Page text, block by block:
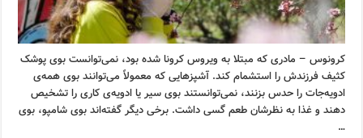
کرونوس – مادری که مبتلا به ویروس کرونا شده بود، نمی‌توانست بوی پوشک
کثیف فرزندش را استشمام کند. آشپزهایی که معمولاً می‌توانند بوی همه‌ی
ادویه‌جات را حدس بزنند، نمی‌توانستند بوی سیر یا ادویه‌ی کاری را تشخیص
دهند و غذا به نظرشان طعم گسی داشت. برخی دیگر گفته‌اند بوی شامپو، بوی
…